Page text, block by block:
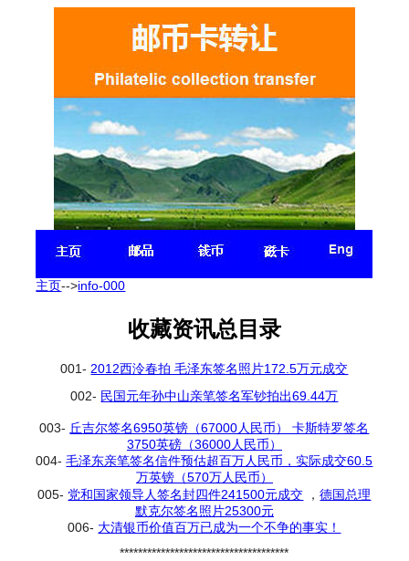
主页-->info-000
收藏资讯总目录
001- 2012西泠春拍 毛泽东签名照片172.5万元成交
002- 民国元年孙中山亲笔签名军钞拍出69.44万
003- 丘吉尔签名6950英镑（67000人民币） 卡斯特罗签名
3750英磅（36000人民币）
004-毛泽东亲笔签名信件预估超百万人民币，实际成交60.5
万英镑（570万人民币）
005- 党和国家领导人签名封四件241500元成交 ，德国总理
默克尔签名照片25300元
006- 大清银币价值百万已成为一个不争的事实！
*************************************